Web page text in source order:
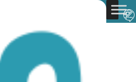
Discover Cyprus» Culture